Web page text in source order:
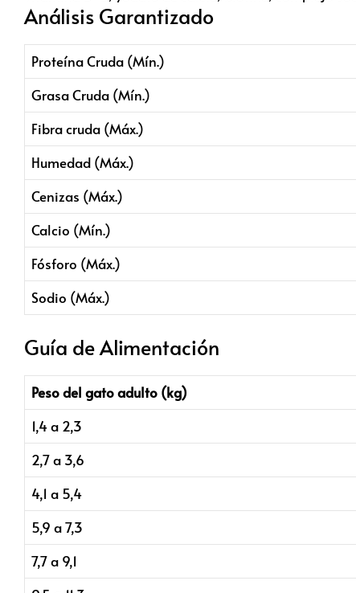
Análisis Garantizado
Proteína Cruda (Mín.)
Grasa Cruda (Mín.)
Fibra cruda (Máx.)
Humedad (Máx.)
Cenizas (Máx.)
Calcio (Mín.)
Fósforo (Máx.)
Sodio (Máx.)
Guía de Alimentación
Peso del gato adulto (kg)
1,4 a 2,3
2,7 a 3,6
4,1 a 5,4
5,9 a 7,3
7,7 a 9,1